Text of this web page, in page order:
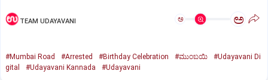
TEAM UDAYAVANI ಅ ಅ
#Mumbai Road #Arrested #Birthday Celebration #ಮುಂಬಯಿ
#Udayavani Di
gital
#Udayavani Kannada #Udayavani